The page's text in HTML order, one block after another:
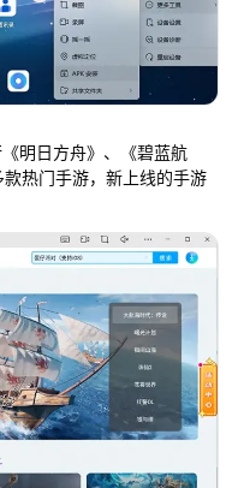
明日方舟》、《碧蓝航
热门手游，新上线的手游